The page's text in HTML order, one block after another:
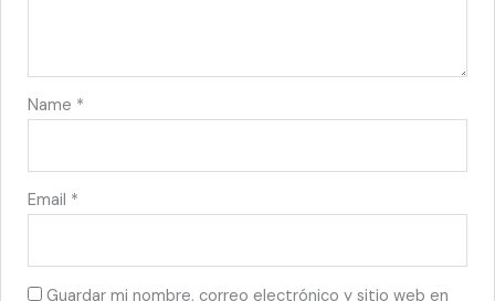
Name *
Email *
Guardar mi nombre, correo electrónico y sitio web en